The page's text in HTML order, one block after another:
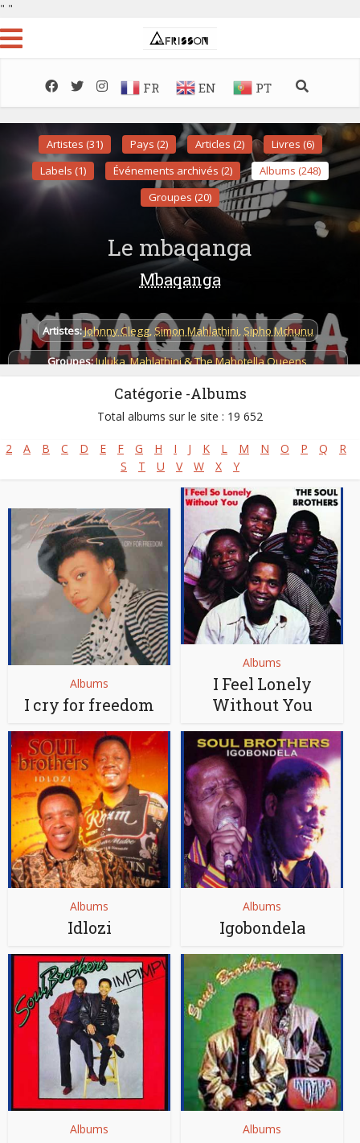
" "
FR EN PT
Artistes (31) Pays (2) Articles (2)
Livres (6)
Labels (1)
Événements archivés (2)
Albums (248)
Groupes (20)
Le mbaqanga
Mbaqanga
Artistes:Johnny Clegg, Simon Mahlathini, Sipho Mchunu
Groupes:Juluka,Mahlathini & The Mahotella Queens,
Pays: Afrique du Sud
Catégorie -Albums
Total albums sur le site : 19 652
2 A B C D E F G H I J K L M N O P Q
R
S
T U V W X Y
Albums
I cry for freedom
Albums
I Feel Lonely
Without You
Albums
Idlozi
Albums
Igobondela
Albums Albums